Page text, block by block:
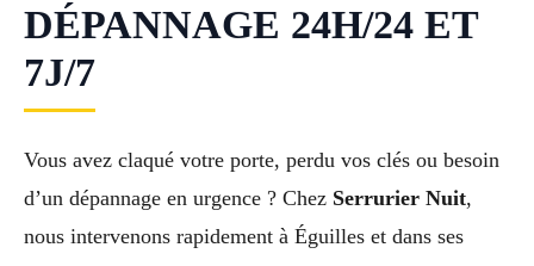
DÉPANNAGE 24H/24 ET
7J/7
Vous avez claqué votre porte, perdu vos clés ou besoin
d’un dépannage en urgence ? Chez Serrurier Nuit,
nous intervenons rapidement à Éguilles et dans ses